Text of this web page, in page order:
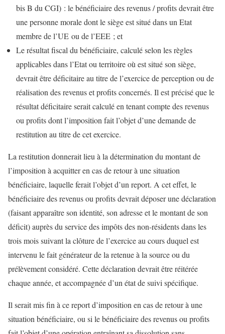
bis B du CGI) : le bénéficiaire des revenus / profits devrait être
une personne morale dont le siège est situé dans un Etat
membre de l’UE ou de l’EEE ; et
Le résultat fiscal du bénéficiaire, calculé selon les règles
applicables dans l’Etat ou territoire où est situé son siège,
devrait être déficitaire au titre de l’exercice de perception ou de
réalisation des revenus et profits concernés. Il est précisé que le
résultat déficitaire serait calculé en tenant compte des revenus
ou profits dont l’imposition fait l’objet d’une demande de
restitution au titre de cet exercice.
La restitution donnerait lieu à la détermination du montant de
l’imposition à acquitter en cas de retour à une situation
bénéficiaire, laquelle ferait l’objet d’un report. A cet effet, le
bénéficiaire des revenus ou profits devrait déposer une déclaration
(faisant apparaître son identité, son adresse et le montant de son
déficit) auprès du service des impôts des non-résidents dans les
trois mois suivant la clôture de l’exercice au cours duquel est
intervenu le fait générateur de la retenue à la source ou du
prélèvement considéré. Cette déclaration devrait être réitérée
chaque année, et accompagnée d’un état de suivi spécifique.
Il serait mis fin à ce report d’imposition en cas de retour à une
situation bénéficiaire, ou si le bénéficiaire des revenus ou profits